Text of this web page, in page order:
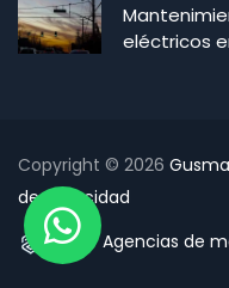
eléctricos
Copyright © 2026
de Privacidad
Agencias de